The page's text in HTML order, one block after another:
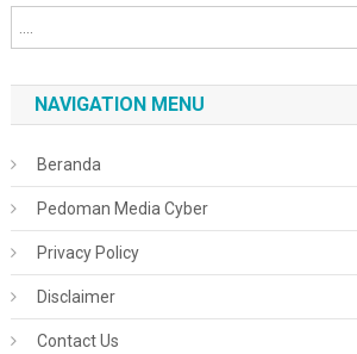
NAVIGATION MENU
Beranda
Pedoman Media Cyber
Privacy Policy
Disclaimer
Contact Us